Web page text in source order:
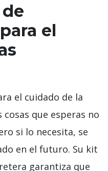
el
el cuidado de la
que esperas no
si lo necesita, se
en el futuro. Su kit
garantiza que